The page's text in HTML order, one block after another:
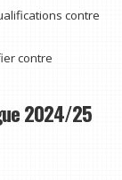
contre
contre
2024/25